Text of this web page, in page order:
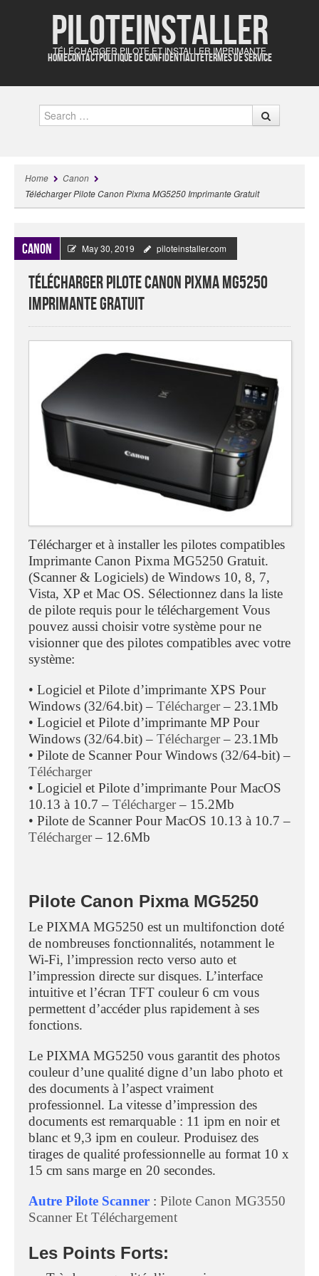
Piloteinstaller
TÉLÉCHARGER PILOTE ET INSTALLER IMPRIMANTE
HOMECONTACTPOLITIQUE DE CONFIDENTIALITÉTERMES DE SERVICE
Search
Home
Canon
Télécharger Pilote Canon Pixma MG5250 Imprimante Gratuit
Canon May 30, 2019 piloteinstaller.com
Télécharger Pilote Canon Pixma MG5250
Imprimante Gratuit
Télécharger et à installer les pilotes compatibles
Imprimante Canon Pixma MG5250 Gratuit.
(Scanner & Logiciels) de Windows 10, 8, 7,
Vista, XP et Mac OS. Sélectionnez dans la liste
de pilote requis pour le téléchargement Vous
pouvez aussi choisir votre système pour ne
visionner que des pilotes compatibles avec votre
système:
• Logiciel et Pilote d’imprimante XPS Pour
Windows (32/64.bit) – Télécharger– 23.1Mb
• Logiciel et Pilote d’imprimante MP Pour
Windows (32/64.bit) – Télécharger– 23.1Mb
• Pilote de Scanner Pour Windows (32/64-bit) –
Télécharger
• Logiciel et Pilote d’imprimante Pour MacOS
10.13 à 10.7 – Télécharger– 15.2Mb
• Pilote de Scanner Pour MacOS 10.13 à 10.7 –
Télécharger– 12.6Mb
Pilote Canon Pixma MG5250
Le PIXMA MG5250 est un multifonction doté
de nombreuses fonctionnalités, notamment le
Wi-Fi, l’impression recto verso auto et
l’impression directe sur disques. L’interface
intuitive et l’écran TFT couleur 6 cm vous
permettent d’accéder plus rapidement à ses
fonctions.
Le PIXMA MG5250 vous garantit des photos
couleur d’une qualité digne d’un labo photo et
des documents à l’aspect vraiment
professionnel. La vitesse d’impression des
documents est remarquable : 11 ipm en noir et
blanc et 9,3 ipm en couleur. Produisez des
tirages de qualité professionnelle au format 10 x
15 cm sans marge en 20 secondes.
Autre Pilote Scanner : Pilote Canon MG3550
Scanner Et Téléchargement
Les Points Forts: